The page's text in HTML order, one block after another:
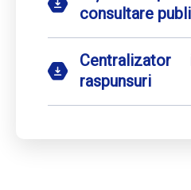
consultare
raspunsuri